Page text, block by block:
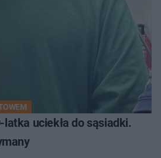
uciekła do sąsiadki.